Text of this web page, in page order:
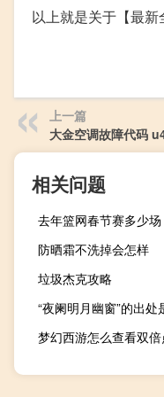
以上就是关于【最
上一篇
大金空调故障代码
相关问题
去年篮网春节赛多少场
防晒霜不洗掉会怎样
垃圾杰克攻略
“夜阑明月幽窗”的出处
梦幻西游怎么查看双倍